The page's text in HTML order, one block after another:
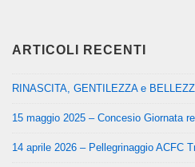
ARTICOLI RECENTI
RINASCITA, GENTILEZZA e
15 maggio 2025 – Concesio Giornata
14 aprile 2026 – Pellegrinaggio ACFC